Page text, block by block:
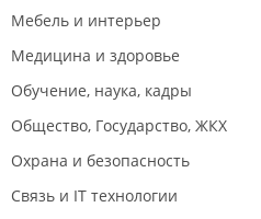
Мебель и интерьер
Медицина и здоровье
Обучение, наука, кадры
Общество, Государство, ЖКХ
Охрана и безопасность
Связь и IT технологии